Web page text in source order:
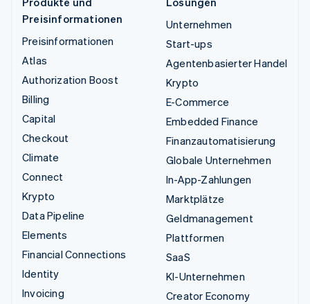
Preisinformationen
Preisinformationen
Atlas
Authorization Boost
Billing
Capital
Checkout
Climate
Connect
Krypto
Data Pipeline
Elements
Financial Connections
Identity
Invoicing
Unternehmen
Start-ups
Agentenbasierter Handel
Krypto
E-Commerce
Embedded Finance
Finanzautomatisierung
Globale Unternehmen
In-App-Zahlungen
Marktplätze
Geldmanagement
Plattformen
SaaS
KI-Unternehmen
Creator Economy